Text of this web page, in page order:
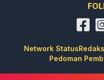
Network Status
Pedoman